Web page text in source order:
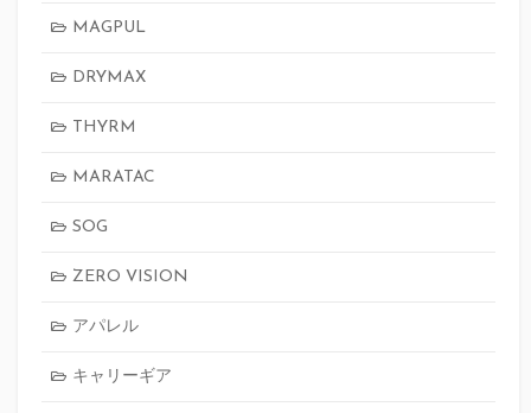
MAGPUL
DRYMAX
THYRM
MARATAC
SOG
ZERO VISION
アパレル
キャリーギア